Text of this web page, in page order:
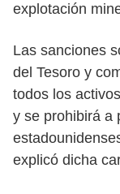
explotación
Las sanciones
del Tesoro y
todos los
y se prohibirá a
explicó dicha